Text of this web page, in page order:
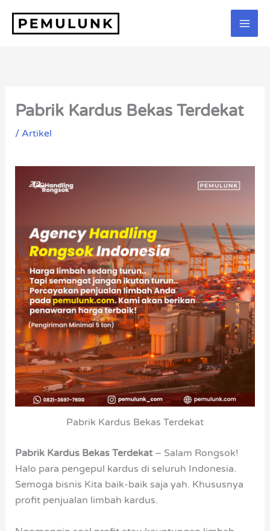
Pabrik Kardus Bekas Terdekat
/ Artikel
Pabrik Kardus Bekas Terdekat
Pabrik Kardus Bekas Terdekat– Salam Rongsok!
Halo para pengepul kardus di seluruh Indonesia.
Semoga bisnis Kita baik-baik saja yah. Khususnya
profit penjualan limbah kardus.